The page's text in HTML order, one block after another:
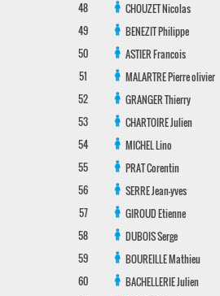
48
CHOUZETNicolas
49
BENEZITPhilippe
50
ASTIERFrancois
51
MALARTREPierre olivier
52
GRANGERThierry
53
CHARTOIREJulien
54
MICHELLino
55
PRATCorentin
56
SERREJean-yves
57
GIROUDEtienne
58
DUBOISSerge
59
BOUREILLEMathieu
60
BACHELLERIEJulien